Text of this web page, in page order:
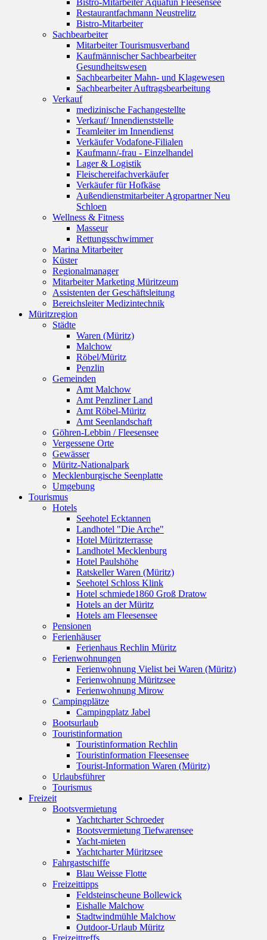
Restaurantfachmann Neustrelitz
Bistro-Mitarbeiter
Sachbearbeiter
Mitarbeiter Tourismusverband
Kaufmännischer Sachbearbeiter
Gesundheitswesen
Sachbearbeiter Mahn- und Klagewesen
Sachbearbeiter Auftragsbearbeitung
Verkauf
medizinische Fachangestellte
Verkauf/ Innendienststelle
Teamleiter im Innendienst
Verkäufer Vodafone-Filialen
Kaufmann/-frau - Einzelhandel
Lager & Logistik
Fleischereifachverkäufer
Verkäufer für Hofkäse
Außendienstmitarbeiter Agropartner Neu
Schloen
Wellness & Fitness
Masseur
Rettungsschwimmer
Marina Mitarbeiter
Küster
Regionalmanager
Mitarbeiter Marketing Müritzeum
Assistenten der Geschäftsleitung
Bereichsleiter Medizintechnik
Müritzregion
Städte
Waren (Müritz)
Malchow
Röbel/Müritz
Penzlin
Gemeinden
Amt Malchow
Amt Penzliner Land
Amt Röbel-Müritz
Amt Seenlandschaft
Göhren-Lebbin / Fleesensee
Vergessene Orte
Gewässer
Müritz-Nationalpark
Mecklenburgische Seenplatte
Umgebung
Tourismus
Hotels
Seehotel Ecktannen
Landhotel "Die Arche"
Hotel Müritzterrasse
Landhotel Mecklenburg
Hotel Paulshöhe
Ratskeller Waren (Müritz)
Seehotel Schloss Klink
Hotel schmiede1860 Groß Dratow
Hotels an der Müritz
Hotels am Fleesensee
Pensionen
Ferienhäuser
Ferienhaus Rechlin Müritz
Ferienwohnungen
Ferienwohnung Vielist bei Waren (Müritz)
Ferienwohnung Müritzsee
Ferienwohnung Mirow
Campingplätze
Campingplatz Jabel
Bootsurlaub
Touristinformation
Touristinformation Rechlin
Touristinformation Fleesensee
Tourist-Information Waren (Müritz)
Urlaubsführer
Tourismus
Freizeit
Bootsvermietung
Yachtcharter Schroeder
Bootsvermietung Tiefwarensee
Yacht-mieten
Yachtcharter Müritzsee
Fahrgastschiffe
Blau Weisse Flotte
Freizeittipps
Feldsteinscheune Bollewick
Eishalle Malchow
Stadtwindmühle Malchow
Outdoor-Urlaub Müritz
Freizeittreffs